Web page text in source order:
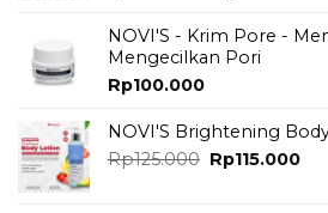
was:
Rp250.000.
NOVI'S - Krim Pore -
Mengecilkan Pori
Rp100.000
NOVI'S Brightening
Rp125.000 Original
Rp115.000